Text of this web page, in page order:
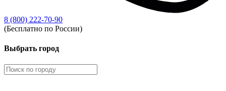
8 (800) 222-70-90
(Бесплатно по России)
Выбрать город